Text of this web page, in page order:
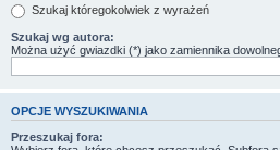
Szukaj któregokolwiek z wyrażeń
Szukaj wg autora:
Można użyć gwiazdki (*) jako zamiennika
OPCJE WYSZUKIWANIA
Przeszukaj fora: